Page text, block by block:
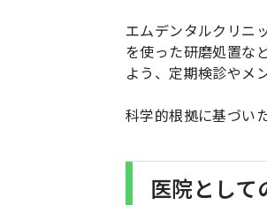
エムデンタルクリニ
を使った研磨処置な
よう、定期検診やメ
科学的根拠に基づい
医院として